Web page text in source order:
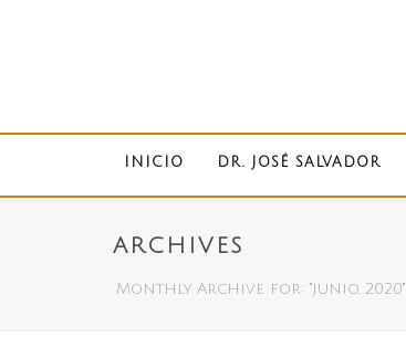
INICIO DR. JOSÉ SALVADOR
ARCHIVES
Monthly Archive for: "junio, 2020"